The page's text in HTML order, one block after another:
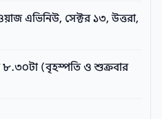
এভিনিউ, সেক্টর ১৩, উত্তরা,
৮.৩০টা (বৃহস্পতি ও শুক্রবার